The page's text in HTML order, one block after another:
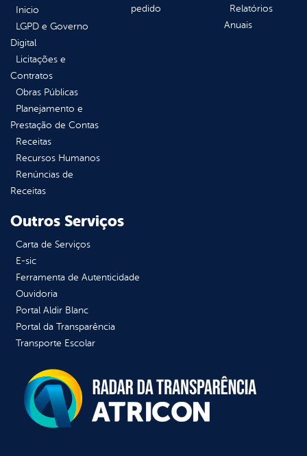
Inicio
LGPD e Governo
Digital
Licitações e
Contratos
Obras Públicas
Planejamento e
Prestação de Contas
Receitas
Recursos Humanos
Renúncias de
Receitas
pedido
Relatórios
Anuais
Outros Serviços
Carta de Serviços
E-sic
Ferramenta de Autenticidade
Ouvidoria
Portal Aldir Blanc
Portal da Transparência
Transporte Escolar